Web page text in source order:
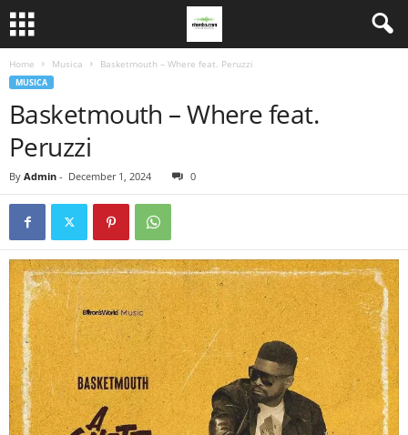
Home Musica Basketmouth – Where feat. Peruzzi
MUSICA
Basketmouth – Where feat.
Peruzzi
By Admin - December 1, 2024 0